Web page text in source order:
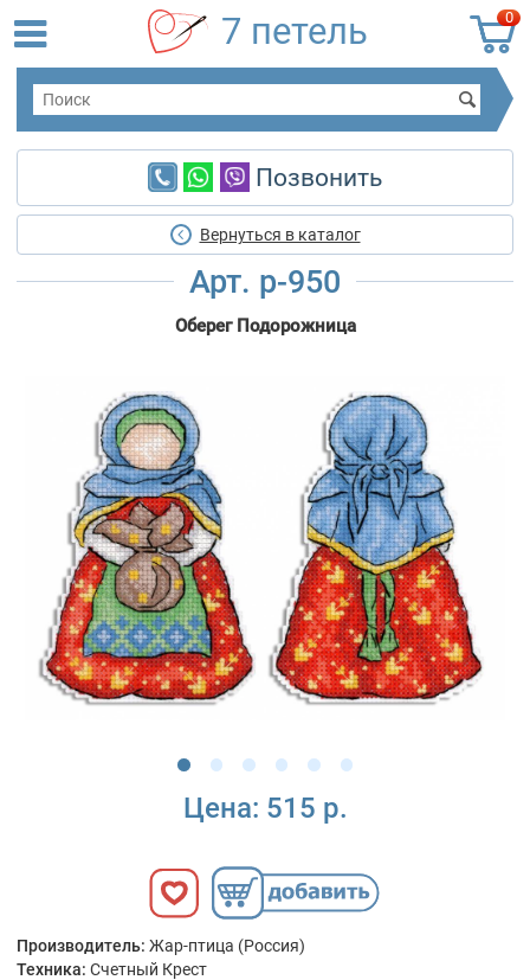
0
7 петель
Позвонить
Вернуться в каталог
Арт. р-950
Оберег Подорожница
Цена: 515 р.
Производитель: Жар-птица (Россия)
Техника: Счетный Крест